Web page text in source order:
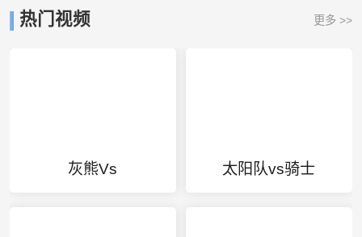
热门视频 更多 >>
灰熊Vs 太阳队vs骑士